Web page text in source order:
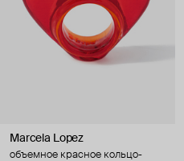
Marcela Lopez
объемное красное кольцо-